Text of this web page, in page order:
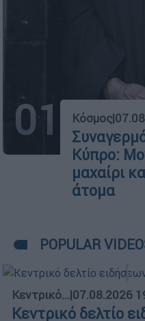
01 Κόσμος|
Κύπρο:
μαχαίρι
άτομα
POPULAR
Κεντρικό...|07.08.2026
Κεντρικό δελτίο